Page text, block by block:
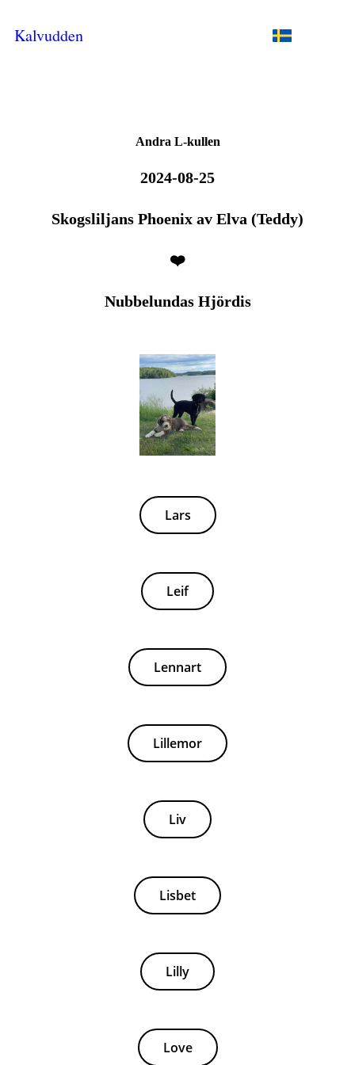
Kalvudden
Andra L-kullen
2024-08-25
Skogsliljans Phoenix av Elva (Teddy)
❤️
Nubbelundas Hjördis
Lars
Leif
Lennart
Lillemor
Liv
Lisbet
Lilly
Love